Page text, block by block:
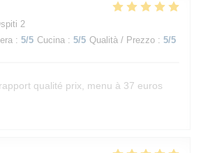
2
: 5/5 Cucina : 5/5 Qualità / Prezzo : 5/5
qualité prix, menu à 37 euros